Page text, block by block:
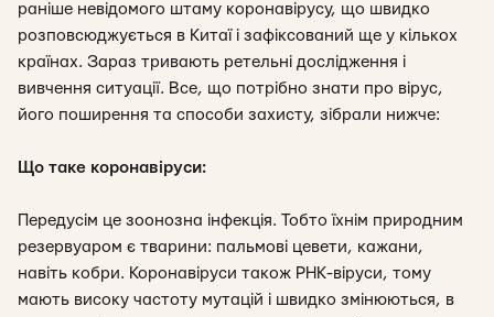
раніше невідомого штаму коронавірусу, що швидко
розповсюджується в Китаї і зафіксований ще у кількох
країнах. Зараз тривають ретельні дослідження і
вивчення ситуації. Все, що потрібно знати про вірус,
його поширення та способи захисту, зібрали нижче:
Що таке коронавіруси:
Передусім це зоонозна інфекція. Тобто їхнім природним
резервуаром є тварини: пальмові цевети, кажани,
навіть кобри. Коронавіруси також РНК-віруси, тому
мають високу частоту мутацій і швидко змінюються, в